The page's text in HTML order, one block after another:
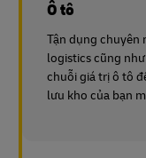
Ô tô
Tận dụng chuyên
logistics cũng
chuỗi giá trị ô tô
lưu kho của bạn